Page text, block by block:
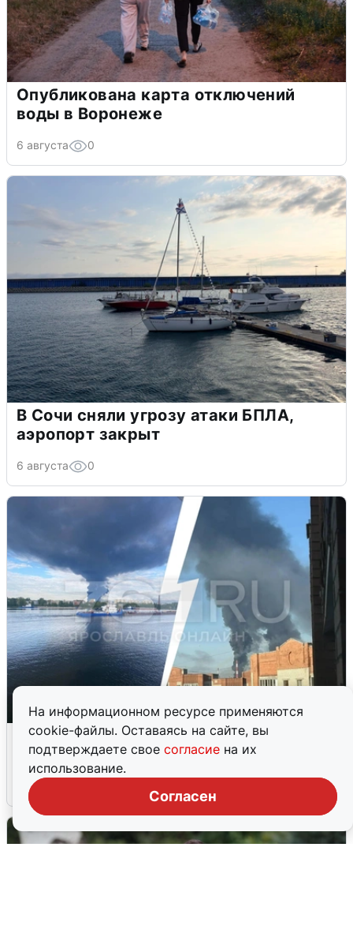
На информационном ресурсе применяются
cookie-файлы. Оставаясь на сайте, вы
подтверждаете свое согласие на их
использование.
Согласен
Опубликована карта отключений
воды в Воронеже
6 августа 0
В Сочи сняли угрозу атаки БПЛА,
аэропорт закрыт
6 августа 0
Ночная атака БПЛА на Ярославль:
попадания и последствия
6 августа